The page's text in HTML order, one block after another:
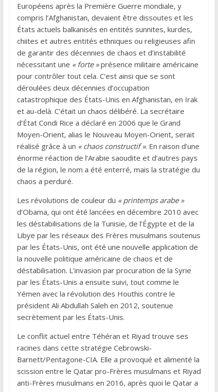
Européens après la Première Guerre mondiale, y
compris l’Afghanistan, devaient être dissoutes et les
États actuels balkanisés en entités sunnites, kurdes,
chiites et autres entités ethniques ou religieuses afin
de garantir des décennies de chaos et d’instabilité
nécessitant une « forte »présence militaire américaine
pour contrôler tout cela. C’est ainsi que se sont
déroulées deux décennies d’occupation
catastrophique des États-Unis en Afghanistan, en Irak
et au-delà. C’était un chaos délibéré. La secrétaire
d’État Condi Rice a déclaré en 2006 que le Grand
Moyen-Orient, alias le Nouveau Moyen-Orient, serait
réalisé grâce à un « chaos constructif ». En raison d’une
énorme réaction de l’Arabie saoudite et d’autres pays
de la région, le nom a été enterré, mais la stratégie du
chaos a perduré.
Les révolutions de couleur du « printemps arabe »
d’Obama, qui ont été lancées en décembre 2010 avec
les déstabilisations de la Tunisie, de l’Égypte et de la
Libye par les réseaux des Frères musulmans soutenus
par les États-Unis, ont été une nouvelle application de
la nouvelle politique américaine de chaos et de
déstabilisation. L’invasion par procuration de la Syrie
par les États-Unis a ensuite suivi, tout comme le
Yémen avec la révolution des Houthis contre le
président Ali Abdullah Saleh en 2012, soutenue
secrètement par les États-Unis.
Le conflit actuel entre Téhéran et Riyad trouve ses
racines dans cette stratégie Cebrowski-
Barnett/Pentagone-CIA. Elle a provoqué et alimenté la
scission entre le Qatar pro-Frères musulmans et Riyad
anti-Frères musulmans en 2016, après quoi le Qatar a